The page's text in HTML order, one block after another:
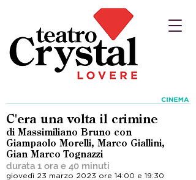
C'era una volta il crimine
di Massimiliano Bruno con
Giampaolo Morelli, Marco Giallini,
Gian Marco Tognazzi
durata 1 ora e 40 minuti
giovedì 23 marzo 2023 ore 14:00 e 19:30